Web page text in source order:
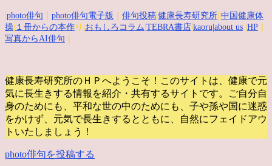
photo俳句 photo俳句電子版 俳句投稿 健康長寿研究所 中国健康体
操 １冊からの本作 り| おもしろコラム TEBRA書店 kaoru |about us HP
写真からAI俳句
健康長寿研究所のＨＰへようこそ！このサイトは、健康で元
気に長生きする情報を紹介・共有するサイトです。
ご自分自
身のためにも、平和な世の中のためにも、子や孫や国に迷惑
をかけず、元気で長生きするとともに、自然にフェイドアウ
トいたしましょう！
photo俳句を投稿する